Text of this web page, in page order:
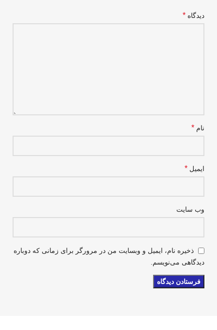
دیدگاه *
نام *
ایمیل *
وب‌ سایت
ذخیره نام، ایمیل و وبسایت من در مرورگر برای زمانی که دوباره
دیدگاهی می‌نویسم.